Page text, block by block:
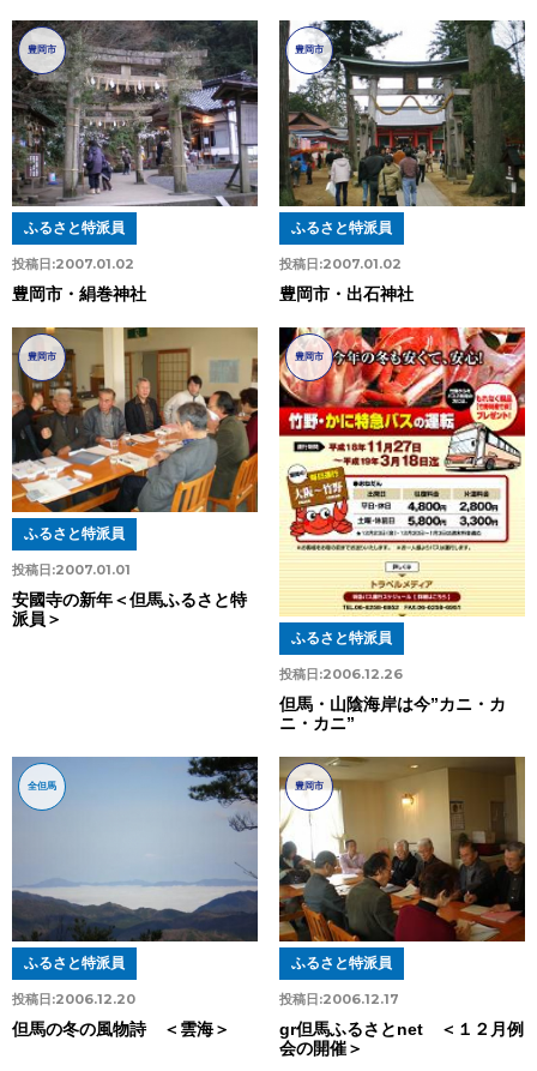
豊岡市
投稿日:2007.01.02
ふるさと特派員
豊岡市・絹巻神社
豊岡市
投稿日:2007.01.02
ふるさと特派員
豊岡市・出石神社
豊岡市
投稿日:2007.01.01
ふるさと特派員
安國寺の新年＜但馬ふるさと特
派員＞
豊岡市
投稿日:2006.12.26
ふるさと特派員
但馬・山陰海岸は今”カニ・カ
ニ・カニ”
全但馬
投稿日:2006.12.20
ふるさと特派員
但馬の冬の風物詩 ＜雲海＞
豊岡市
投稿日:2006.12.17
ふるさと特派員
gr但馬ふるさとnet ＜１２月例
会の開催＞